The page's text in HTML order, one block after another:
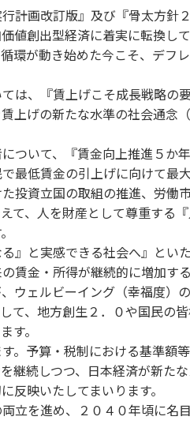
計画改訂版』及び『骨太方針
値創出型経済に着実に転換し
環が動き始めた今こそ、デフ
は、『賃上げこそ成長戦略の
上げの新たな水準の社会通念
ついて、『賃金向上推進５か
低賃金の引上げに向けて最
投資立国の取組の推進、労働
て、人を財産として尊重する
』と実感できる社会へ』とい
金・所得が継続的に増加す
ウェルビーイング（幸福度）
て、地方創生２．０や国民の
す。
。予算・税制における基準額
継続しつつ、日本経済が新た
反映いたしてまいります。
立を進め、２０４０年頃に名